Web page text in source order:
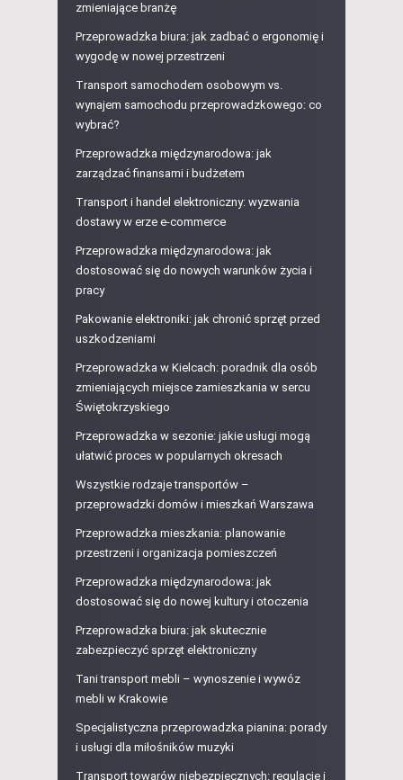
zmieniające branżę
Przeprowadzka biura: jak zadbać o ergonomię i
wygodę w nowej przestrzeni
Transport samochodem osobowym vs.
wynajem samochodu przeprowadzkowego: co
wybrać?
Przeprowadzka międzynarodowa: jak
zarządzać finansami i budżetem
Transport i handel elektroniczny: wyzwania
dostawy w erze e-commerce
Przeprowadzka międzynarodowa: jak
dostosować się do nowych warunków życia i
pracy
Pakowanie elektroniki: jak chronić sprzęt przed
uszkodzeniami
Przeprowadzka w Kielcach: poradnik dla osób
zmieniających miejsce zamieszkania w sercu
Świętokrzyskiego
Przeprowadzka w sezonie: jakie usługi mogą
ułatwić proces w popularnych okresach
Wszystkie rodzaje transportów –
przeprowadzki domów i mieszkań Warszawa
Przeprowadzka mieszkania: planowanie
przestrzeni i organizacja pomieszczeń
Przeprowadzka międzynarodowa: jak
dostosować się do nowej kultury i otoczenia
Przeprowadzka biura: jak skutecznie
zabezpieczyć sprzęt elektroniczny
Tani transport mebli – wynoszenie i wywóz
mebli w Krakowie
Specjalistyczna przeprowadzka pianina: porady
i usługi dla miłośników muzyki
Transport towarów niebezpiecznych: regulacje i